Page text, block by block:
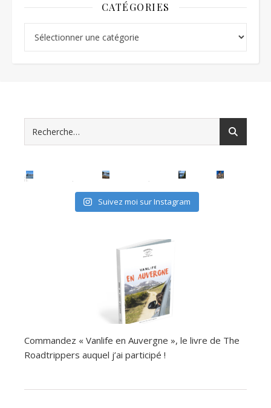
CATÉGORIES
Suivez moi sur Instagram
Commandez « Vanlife en Auvergne », le livre de The
Roadtrippers auquel j’ai participé !